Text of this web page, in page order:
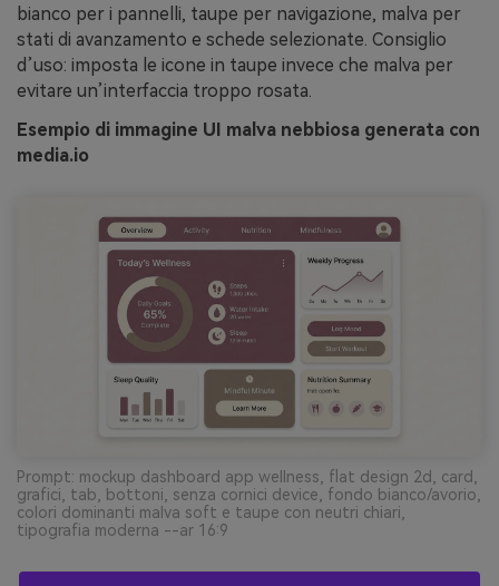
bianco per i pannelli, taupe per navigazione, malva per
stati di avanzamento e schede selezionate. Consiglio
d’uso: imposta le icone in taupe invece che malva per
evitare un’interfaccia troppo rosata.
Esempio di immagine UI malva nebbiosa generata con
media.io
Prompt: mockup dashboard app wellness, flat design 2d, card,
grafici, tab, bottoni, senza cornici device, fondo bianco/avorio,
colori dominanti malva soft e taupe con neutri chiari,
tipografia moderna --ar 16:9